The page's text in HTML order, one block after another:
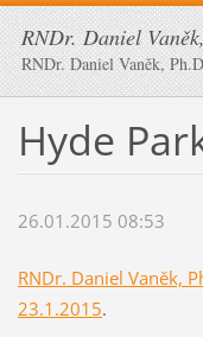
RNDr. Daniel
RNDr. Daniel Vaněk,
Hyde
26.01.2015 08:53
RNDr. Daniel Vaněk,
23.1.2015.